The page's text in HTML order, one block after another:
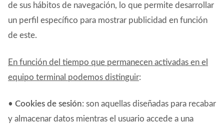
de sus hábitos de navegación, lo que permite desarrollar
un perfil específico para mostrar publicidad en función
de este.
En función del tiempo que permanecen activadas en el
equipo terminal podemos distinguir:
• Cookies de sesión: son aquellas diseñadas para recabar
y almacenar datos mientras el usuario accede a una